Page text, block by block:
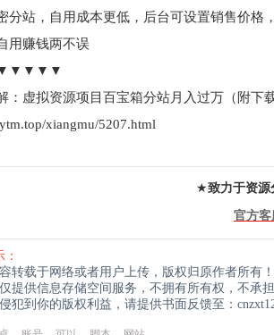
分站，自用成本更低，后台可设置销售价格
用赚钱两不误
：虚拟资源项目百宝箱分站月入过万（附下
xiangmu/5207.html
★致力于资源
官方
转载于网络或者用户上传，版权归原作者所有！
提供信息存储空间服务，不拥有所有权，不承
犯到你的版权利益，请提供书面反馈至：